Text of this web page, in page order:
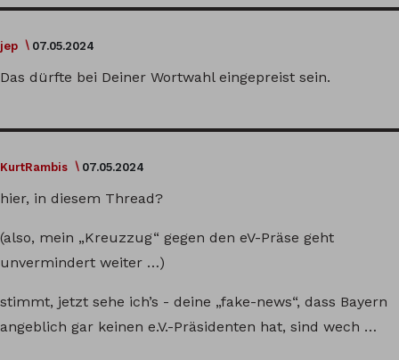
jep 07.05.2024
Das dürfte bei Deiner Wortwahl eingepreist sein.
KurtRambis 07.05.2024
hier, in diesem Thread?
(also, mein „Kreuzzug“ gegen den eV-Präse geht
unvermindert weiter …)
stimmt, jetzt sehe ich’s - deine „fake-news“, dass Bayern
angeblich gar keinen e.V.-Präsidenten hat, sind wech …